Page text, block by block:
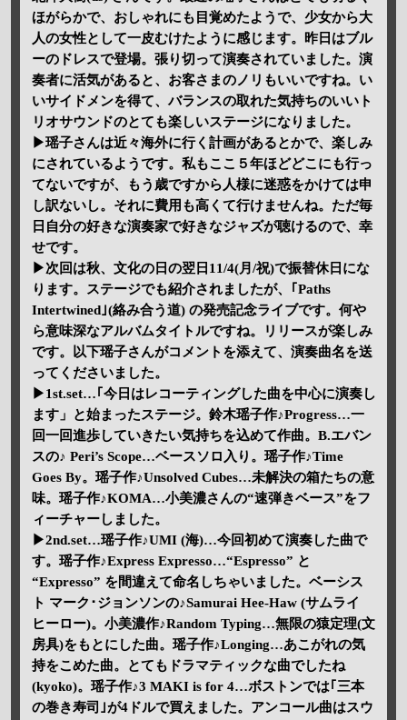
ほがらかで、おしゃれにも目覚めたようで、少女から大
人の女性として一皮むけたように感じます。昨日はブル
ーのドレスで登場。張り切って演奏されていました。演
奏者に活気があると、お客さまのノリもいいですね。い
いサイドメンを得て、バランスの取れた気持ちのいいト
リオサウンドのとても楽しいステージになりました。
▶瑶子さんは近々海外に行く計画があるとかで、楽しみ
にされているようです。私もここ５年ほどどこにも行っ
てないですが、もう歳ですから人様に迷惑をかけては申
し訳ないし。それに費用も高くて行けませんね。ただ毎
日自分の好きな演奏家で好きなジャズが聴けるので、幸
せです。
▶次回は秋、文化の日の翌日11/4(月/祝)で振替休日にな
ります。ステージでも紹介されましたが、｢Paths
Intertwined｣(絡み合う道) の発売記念ライブです。何や
ら意味深なアルバムタイトルですね。リリースが楽しみ
です。以下瑶子さんがコメントを添えて、演奏曲名を送
ってくださいました。
▶1st.set…｢今日はレコーティングした曲を中心に演奏し
ます」と始まったステージ。鈴木瑶子作♪Progress…一
回一回進歩していきたい気持ちを込めて作曲。B.エバン
スの♪ Peri’s Scope…ベースソロ入り。瑶子作♪Time
Goes By。瑶子作♪Unsolved Cubes…未解決の箱たちの意
味。瑶子作♪KOMA…小美濃さんの“速弾きベース”をフ
ィーチャーしました。
▶2nd.set…瑶子作♪UMI (海)…今回初めて演奏した曲で
す。瑶子作♪Express Expresso…“Espresso” と
“Expresso” を間違えて命名しちゃいました。ベーシス
ト マーク･ジョンソンの♪Samurai Hee-Haw (サムライ
ヒーロー)。小美濃作♪Random Typing…無限の猿定理(文
房具)をもとにした曲。瑶子作♪Longing…あこがれの気
持をこめた曲。とてもドラマティックな曲でしたね
(kyoko)。瑶子作♪3 MAKI is for 4…ボストンでは｢三本
の巻き寿司｣が4ドルで買えました。アンコール曲はスウ